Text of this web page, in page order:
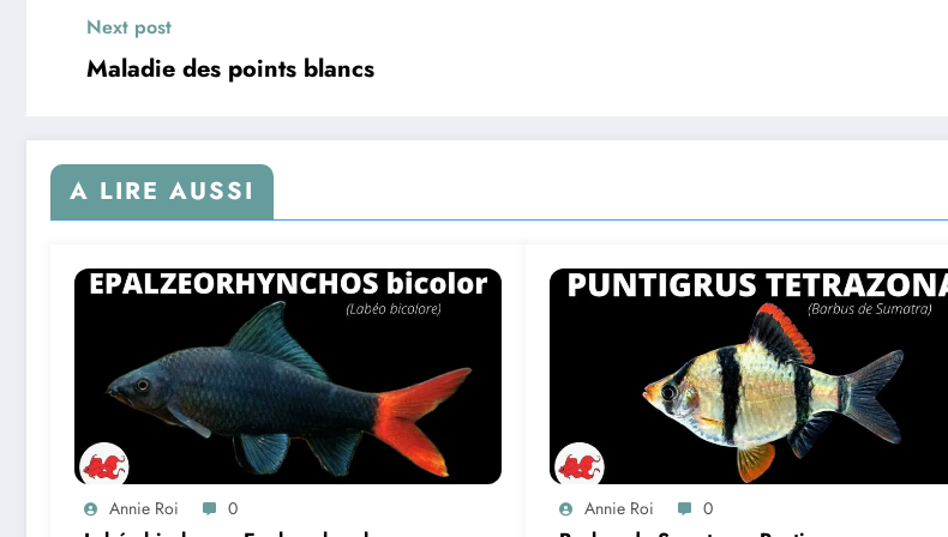
Next post
Maladie des points blancs
A LIRE AUSSI
Annie Roi 0 Annie Roi 0